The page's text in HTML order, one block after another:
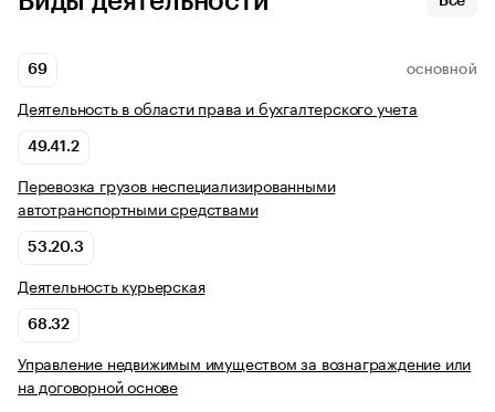
69 ОСНОВНОЙ
Деятельность в области права и бухгалтерского учета
49.41.2
Перевозка грузов неспециализированными
автотранспортными средствами
53.20.3
Деятельность курьерская
68.32
Управление недвижимым имуществом за вознаграждение или
на договорной основе